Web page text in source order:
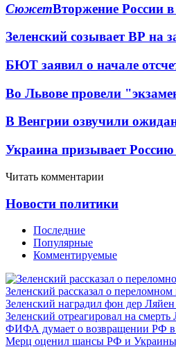
СюжетВторжение России
Зеленский созывает ВР на
БЮТ заявил о начале
Во Львове провели
В Венгрии озвучили
Украина призывает
Читать комментарии
Новости политики
Последние
Популярные
Комментируемые
Зеленский рассказал о
Зеленский наградил фон дер
Зеленский отреагировал на
ФИФА думает о возвращении РФ
Мерц оценил шансы РФ и Украины